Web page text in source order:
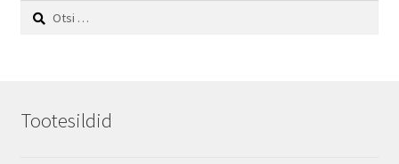
Otsi:
Tootesildid